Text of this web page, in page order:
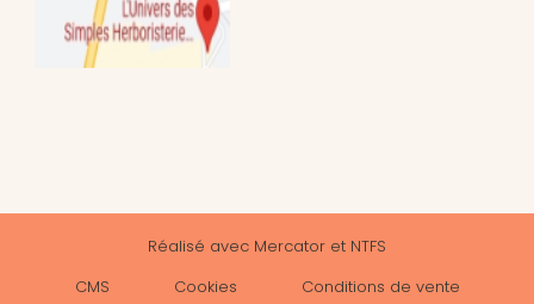
Réalisé avec Mercator et NTFS
CMS
Cookies Conditions de vente